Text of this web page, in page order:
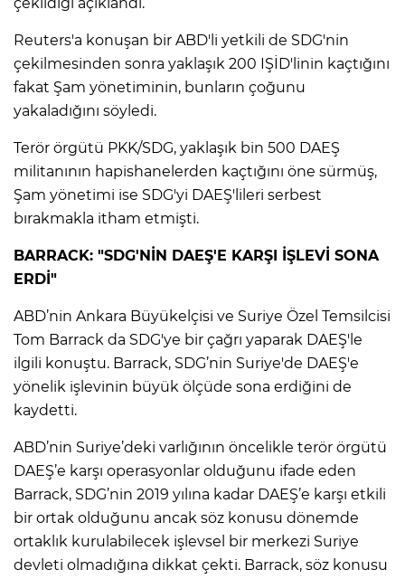
Reuters'a konuşan bir ABD'li yetkili de SDG'nin
çekilmesinden sonra yaklaşık 200 IŞİD'linin kaçtığını
fakat Şam yönetiminin, bunların çoğunu
yakaladığını söyledi.
Terör örgütü PKK/SDG, yaklaşık bin 500 DAEŞ
militanının hapishanelerden kaçtığını öne sürmüş,
Şam yönetimi ise SDG'yi DAEŞ'lileri serbest
bırakmakla itham etmişti.
BARRACK: "SDG'NİN DAEŞ'E KARŞI İŞLEVİ SONA
ERDİ"
ABD’nin Ankara Büyükelçisi ve Suriye Özel Temsilcisi
Tom Barrack da SDG'ye bir çağrı yaparak DAEŞ'le
ilgili konuştu. Barrack, SDG’nin Suriye'de DAEŞ'e
yönelik işlevinin büyük ölçüde sona erdiğini de
kaydetti.
ABD’nin Suriye’deki varlığının öncelikle terör örgütü
DAEŞ’e karşı operasyonlar olduğunu ifade eden
Barrack, SDG’nin 2019 yılına kadar DAEŞ’e karşı etkili
bir ortak olduğunu ancak söz konusu dönemde
ortaklık kurulabilecek işlevsel bir merkezi Suriye
devleti olmadığına dikkat çekti. Barrack, söz konusu